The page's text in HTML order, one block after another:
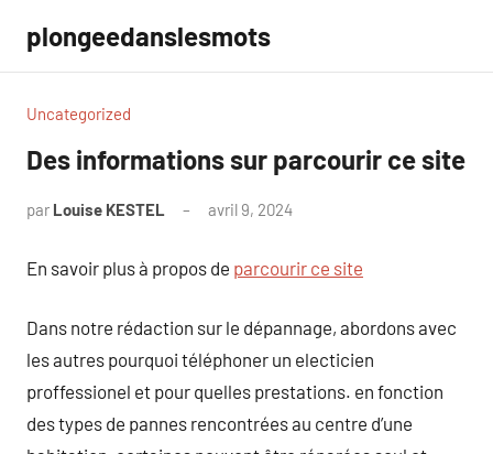
contenu
plongeedanslesmots
Uncategorized
Des informations sur parcourir ce site
par Louise KESTEL avril 9, 2024
En savoir plus à propos de parcourir ce site
Dans notre rédaction sur le dépannage, abordons avec
les autres pourquoi téléphoner un electicien
proffessionel et pour quelles prestations. en fonction
des types de pannes rencontrées au centre d’une